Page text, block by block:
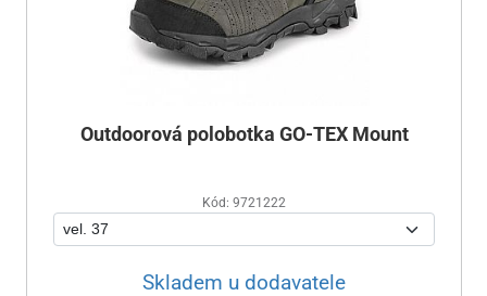
Outdoorová polobotka GO-TEX Mount
Kód: 9721222
Skladem u dodavatele